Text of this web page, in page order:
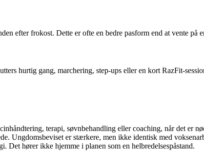
efter frokost. Dette er ofte en bedre pasform end at vente på
hurtig gang, marchering, step-ups eller en kort RazFit-
terapi, søvnbehandling eller coaching, når det er
Ungdomsbeviset er stærkere, men ikke identisk med
hører ikke hjemme i planen som en helbredelsespåstand.